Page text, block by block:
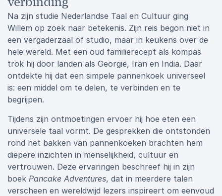
Na zijn studie Nederlandse Taal en Cultuur ging
Willem op zoek naar betekenis. Zijn reis begon niet in
een vergaderzaal of studio, maar in keukens over de
hele wereld. Met een oud familierecept als kompas
trok hij door landen als Georgië, Iran en India. Daar
ontdekte hij dat een simpele pannenkoek universeel
is: een middel om te delen, te verbinden en te
begrijpen.
Tijdens zijn ontmoetingen ervoer hij hoe eten een
universele taal vormt. De gesprekken die ontstonden
rond het bakken van pannenkoeken brachten hem
diepere inzichten in menselijkheid, cultuur en
vertrouwen. Deze ervaringen beschreef hij in zijn
boek Pancake Adventures, dat in meerdere talen
verscheen en wereldwijd lezers inspireert om eenvoud